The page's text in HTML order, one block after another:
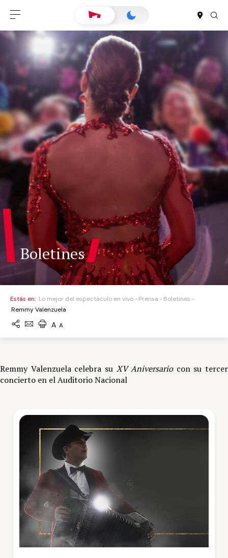
Boletines
Estás en: Lo mejor del espectáculo en vivo Prensa
Boletines
Remmy Valenzuela
A A
Remmy Valenzuela celebra su XV Aniversariocon su tercer
concierto en el Auditorio Nacional